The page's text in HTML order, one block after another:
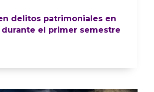
delitos patrimoniales en
durante el primer semestre